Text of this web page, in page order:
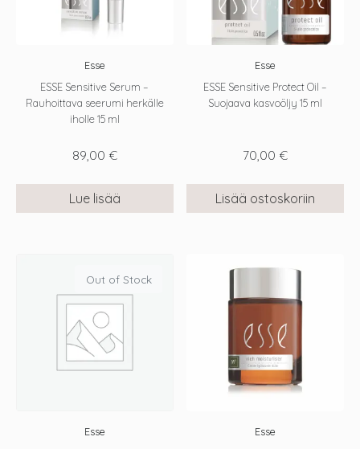
Esse
ESSE Sensitive Serum –
Rauhoittava seerumi herkälle
iholle 15 ml
89,00 €
Lue lisää
Esse
ESSE Sensitive Protect Oil –
Suojaava kasvoöljy 15 ml
70,00 €
Lisää ostoskoriin
Out of Stock
Esse
Esse